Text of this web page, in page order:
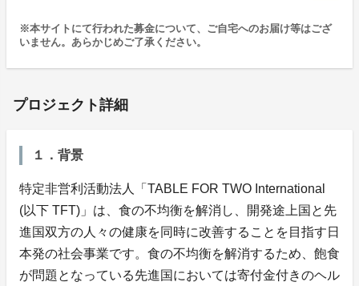
※本サイトにて行われた募金について、ご自宅へのお届け等はござ
いません。あらかじめご了承ください。
プロジェクト詳細
１．背景
特定非営利活動法人「TABLE FOR TWO International
(以下 TFT)」は、食の不均衡を解消し、開発途上国と先
進国双方の人々の健康を同時に改善することを目指す日
本発の社会事業です。食の不均衡を解消するため、飽食
が問題となっている先進国においては寄付金付きのヘル